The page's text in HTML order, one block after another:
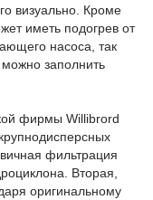
визуально. Кроме
иметь подогрев от
насоса, так
заполнить
фирмы Willibrord
фильтрация
Вторая,
оригинальному